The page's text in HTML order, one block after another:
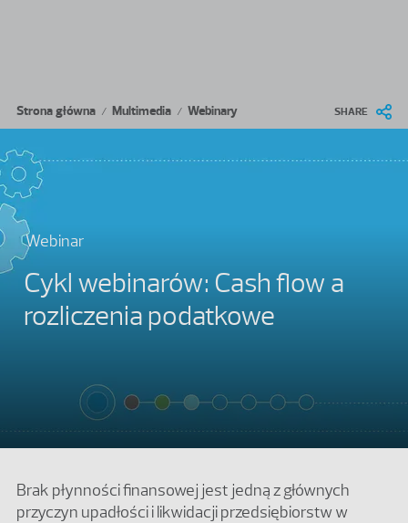
Ścieżka nawigacyjna
Strona główna / Multimedia / Webinary SHARE
Webinar
Cykl webinarów: Cash flow a
rozliczenia podatkowe
Brak płynności finansowej jest jedną z głównych
przyczyn upadłości i likwidacji przedsiębiorstw w